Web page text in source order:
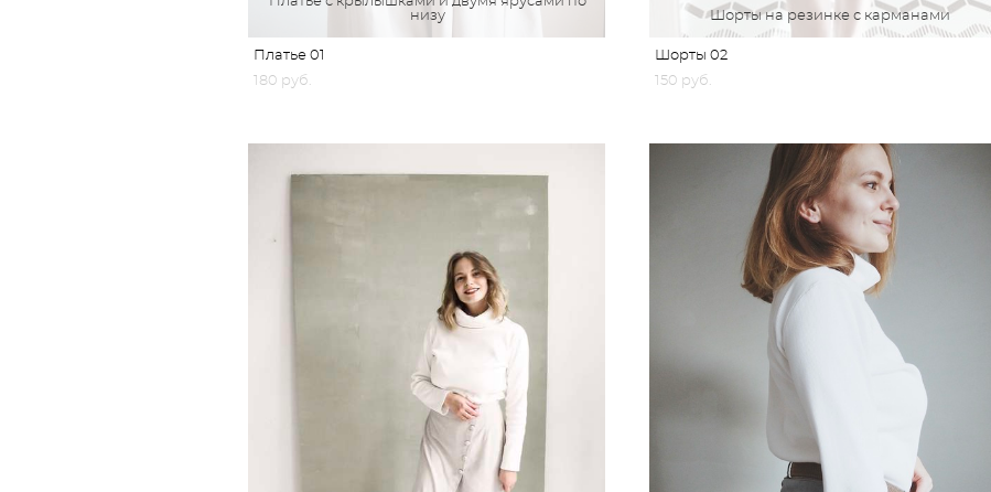
низу
Платье 01
180 pуб.
Шорты на резинке с карманами
Шорты 02
150 pуб.